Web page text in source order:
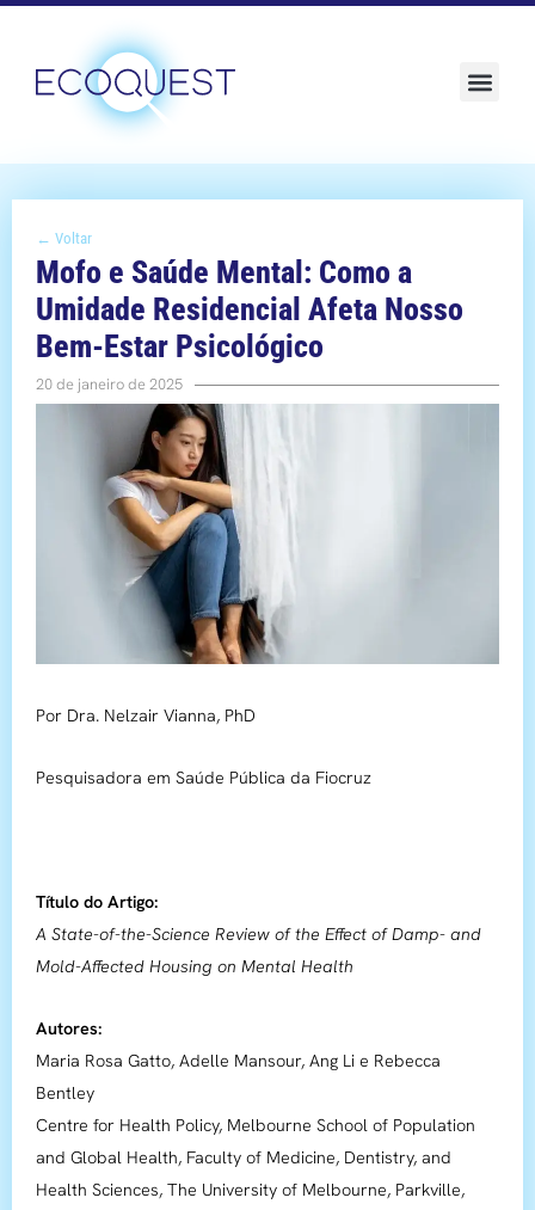
← Voltar
Mofo e Saúde Mental: Como a
Umidade Residencial Afeta Nosso
Bem-Estar Psicológico
20 de janeiro de 2025
Por Dra. Nelzair Vianna, PhD
Pesquisadora em Saúde Pública da Fiocruz
Título do Artigo:
A State-of-the-Science Review of the Effect of Damp- and
Mold-Affected Housing on Mental Health
Autores:
Maria Rosa Gatto, Adelle Mansour, Ang Li e Rebecca
Bentley
Centre for Health Policy, Melbourne School of Population
and Global Health, Faculty of Medicine, Dentistry, and
Health Sciences, The University of Melbourne, Parkville,